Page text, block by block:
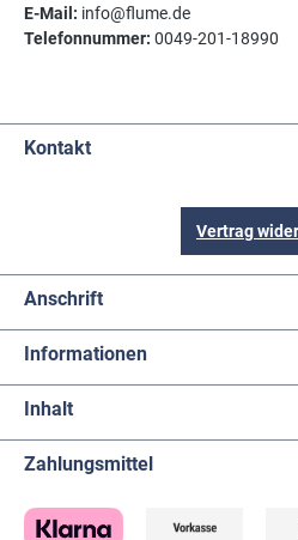
E-Mail: info@flume.de
Telefonnummer: 0049-201-18990
Kontakt
Vertrag
Anschrift
Informationen
Inhalt
Zahlungsmittel